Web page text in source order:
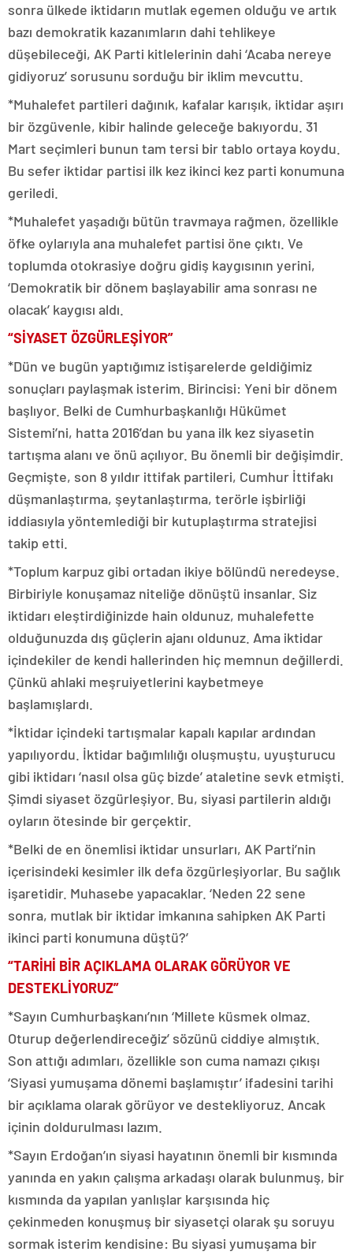
sonra ülkede iktidarın mutlak egemen olduğu ve artık
bazı demokratik kazanımların dahi tehlikeye
düşebileceği, AK Parti kitlelerinin dahi ‘Acaba nereye
gidiyoruz’ sorusunu sorduğu bir iklim mevcuttu.
*Muhalefet partileri dağınık, kafalar karışık, iktidar aşırı
bir özgüvenle, kibir halinde geleceğe bakıyordu. 31
Mart seçimleri bunun tam tersi bir tablo ortaya koydu.
Bu sefer iktidar partisi ilk kez ikinci kez parti konumuna
geriledi.
*Muhalefet yaşadığı bütün travmaya rağmen, özellikle
öfke oylarıyla ana muhalefet partisi öne çıktı. Ve
toplumda otokrasiye doğru gidiş kaygısının yerini,
‘Demokratik bir dönem başlayabilir ama sonrası ne
olacak’ kaygısı aldı.
“SİYASET ÖZGÜRLEŞİYOR”
*Dün ve bugün yaptığımız istişarelerde geldiğimiz
sonuçları paylaşmak isterim. Birincisi: Yeni bir dönem
başlıyor. Belki de Cumhurbaşkanlığı Hükümet
Sistemi’ni, hatta 2016’dan bu yana ilk kez siyasetin
tartışma alanı ve önü açılıyor. Bu önemli bir değişimdir.
Geçmişte, son 8 yıldır ittifak partileri, Cumhur İttifakı
düşmanlaştırma, şeytanlaştırma, terörle işbirliği
iddiasıyla yöntemlediği bir kutuplaştırma stratejisi
takip etti.
*Toplum karpuz gibi ortadan ikiye bölündü neredeyse.
Birbiriyle konuşamaz niteliğe dönüştü insanlar. Siz
iktidarı eleştirdiğinizde hain oldunuz, muhalefette
olduğunuzda dış güçlerin ajanı oldunuz. Ama iktidar
içindekiler de kendi hallerinden hiç memnun değillerdi.
Çünkü ahlaki meşruiyetlerini kaybetmeye
başlamışlardı.
*İktidar içindeki tartışmalar kapalı kapılar ardından
yapılıyordu. İktidar bağımlılığı oluşmuştu, uyuşturucu
gibi iktidarı ‘nasıl olsa güç bizde’ ataletine sevk etmişti.
Şimdi siyaset özgürleşiyor. Bu, siyasi partilerin aldığı
oyların ötesinde bir gerçektir.
*Belki de en önemlisi iktidar unsurları, AK Parti’nin
içerisindeki kesimler ilk defa özgürleşiyorlar. Bu sağlık
işaretidir. Muhasebe yapacaklar. ‘Neden 22 sene
sonra, mutlak bir iktidar imkanına sahipken AK Parti
ikinci parti konumuna düştü?’
“TARİHİ BİR AÇIKLAMA OLARAK GÖRÜYOR VE
DESTEKLİYORUZ”
*Sayın Cumhurbaşkanı’nın ‘Millete küsmek olmaz.
Oturup değerlendireceğiz’ sözünü ciddiye almıştık.
Son attığı adımları, özellikle son cuma namazı çıkışı
‘Siyasi yumuşama dönemi başlamıştır’ ifadesini tarihi
bir açıklama olarak görüyor ve destekliyoruz. Ancak
içinin doldurulması lazım.
*Sayın Erdoğan’ın siyasi hayatının önemli bir kısmında
yanında en yakın çalışma arkadaşı olarak bulunmuş, bir
kısmında da yapılan yanlışlar karşısında hiç
çekinmeden konuşmuş bir siyasetçi olarak şu soruyu
sormak isterim kendisine: Bu siyasi yumuşama bir